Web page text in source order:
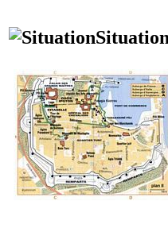
Situation